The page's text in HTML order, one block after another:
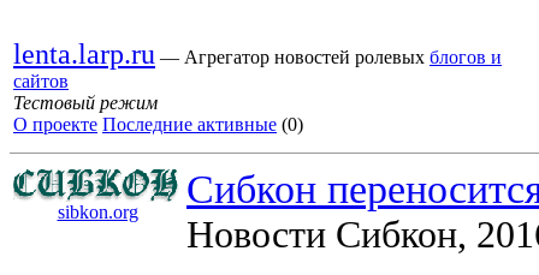
lenta.larp.ru — Агрегатор новостей ролевых блогов и
сайтов
Тестовый режим
О проекте Последние активные (0)
sibkon.org
Сибкон
Новости Сибкон,